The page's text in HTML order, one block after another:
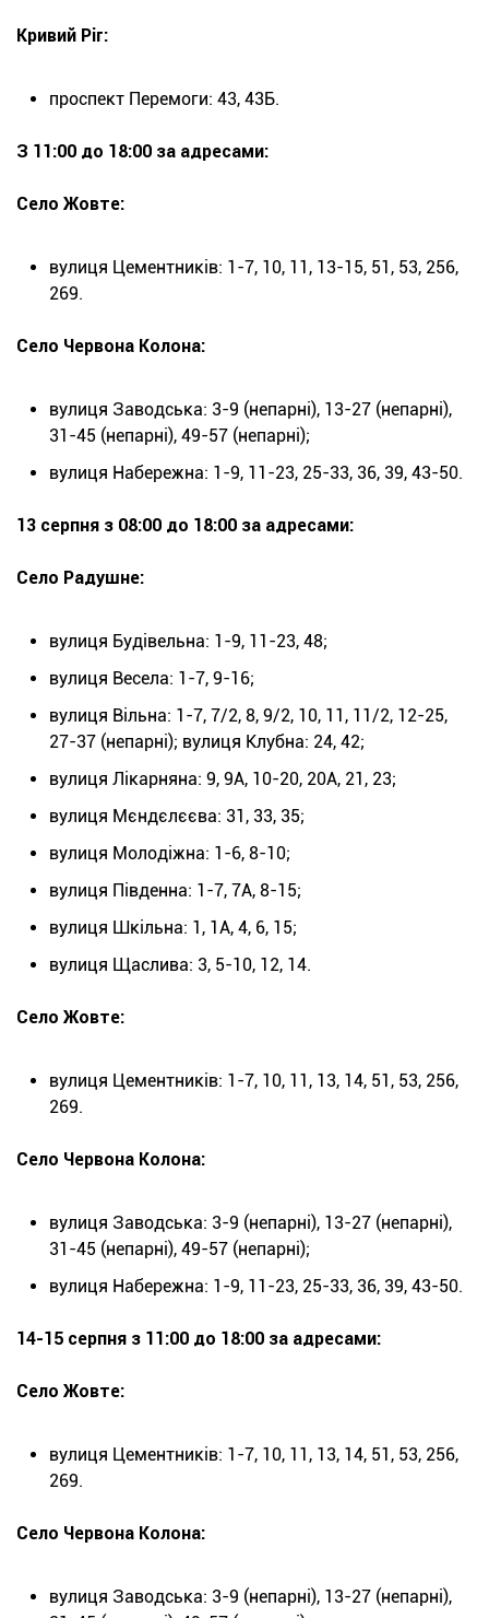
Кривий Ріг:
проспект Перемоги: 43, 43Б.
З 11:00 до 18:00 за адресами:
Село Жовте:
вулиця Цементників: 1-7, 10, 11, 13-15, 51, 53, 256,
269.
Село Червона Колона:
вулиця Заводська: 3-9 (непарні), 13-27 (непарні),
31-45 (непарні), 49-57 (непарні);
вулиця Набережна: 1-9, 11-23, 25-33, 36, 39, 43-50.
13 серпня з 08:00 до 18:00 за адресами:
Село Радушне:
вулиця Будівельна: 1-9, 11-23, 48;
вулиця Весела: 1-7, 9-16;
вулиця Вільна: 1-7, 7/2, 8, 9/2, 10, 11, 11/2, 12-25,
27-37 (непарні); вулиця Клубна: 24, 42;
вулиця Лікарняна: 9, 9А, 10-20, 20А, 21, 23;
вулиця Мєндєлєєва: 31, 33, 35;
вулиця Молодіжна: 1-6, 8-10;
вулиця Південна: 1-7, 7А, 8-15;
вулиця Шкільна: 1, 1А, 4, 6, 15;
вулиця Щаслива: 3, 5-10, 12, 14.
Село Жовте:
вулиця Цементників: 1-7, 10, 11, 13, 14, 51, 53, 256,
269.
Село Червона Колона:
вулиця Заводська: 3-9 (непарні), 13-27 (непарні),
31-45 (непарні), 49-57 (непарні);
вулиця Набережна: 1-9, 11-23, 25-33, 36, 39, 43-50.
14-15 серпня з 11:00 до 18:00 за адресами:
Село Жовте:
вулиця Цементників: 1-7, 10, 11, 13, 14, 51, 53, 256,
269.
Село Червона Колона:
вулиця Заводська: 3-9 (непарні), 13-27 (непарні),